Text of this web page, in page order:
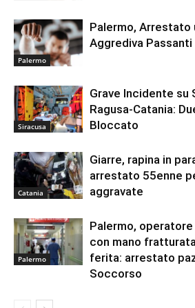
Palermo
Palermo, Arrestato
Aggrediva Passanti
Siracusa
Grave Incidente su
Ragusa-Catania:
Bloccato
Catania
Giarre, rapina in
arrestato 55enne
aggravate
Palermo
Palermo,
con mano
ferita: arrestato
Soccorso